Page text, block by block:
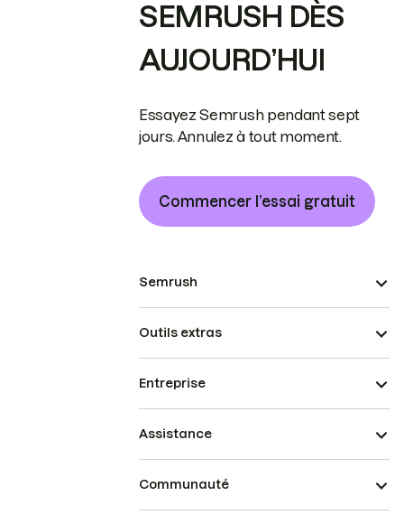
SEMRUSH DÈS
AUJOURD’HUI
Essayez Semrush pendant sept
jours. Annulez à tout moment.
Commencer l’essai gratuit
Semrush
Outils extras
Entreprise
Assistance
Communauté